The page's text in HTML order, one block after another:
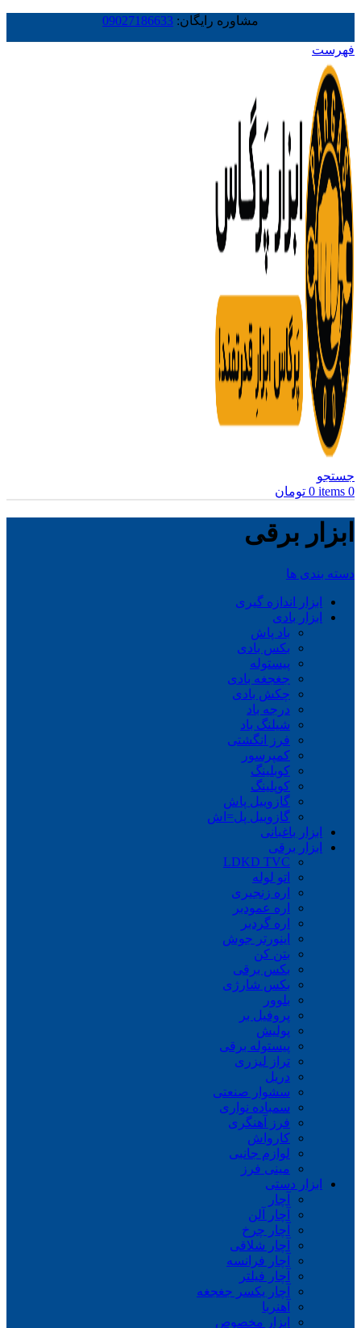
مشاوره رایگان: 09027186633
فهرست
جستجو
0
items
0 تومان
ابزار برقی
دسته بندی ها
ابزار اندازه گیری
ابزار بادی
باد پاش
بکس بادی
پیستوله
جغجغه بادی
چکش بادی
درجه باد
شیلنگ باد
فرز انگشتی
کمپرسور
کوبلینگ
کوپلینگ
گازوییل پاش
گازوییل پل=اش
ابزار باغبانی
ابزار برقی
LDKD TVC
اتو لوله
اره زنجیری
اره عمودبر
اره گردبر
اینورتر جوش
بتن کن
بکس برقی
بکس شارژی
بلوور
پروفیل بر
پولیش
پیستوله برقی
تراز لیزری
دریل
سشوار صنعتی
سمباده نواری
فرز آهنگری
کارواش
لوازم جانبی
مینی فرز
ابزار دستی
آچار
آچار آلن
آچار چرخ
آچار شلاقی
آچار فرانسه
آچار فیلتر
آچار یکسر جغجغه
آهنربا
ابزار مخصوص